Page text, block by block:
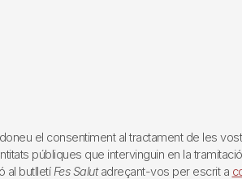
el consentiment al tractament de les
públiques que intervinguin en la
al butlletí Fes Salutadreçant-vos per escrit a